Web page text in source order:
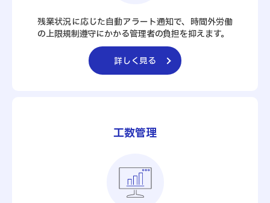
残業状況に応じた自動アラート通知で、時間外労働
の上限規制遵守にかかる管理者の負担を抑えます。
詳しく見る
工数管理